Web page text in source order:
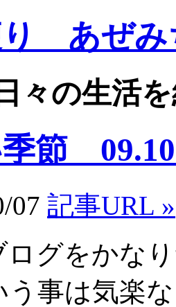
り あぜみ
々の生活
節
07 記事URL »
ログをかな
う事は気楽